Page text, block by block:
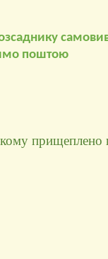
поштою
прищеплено